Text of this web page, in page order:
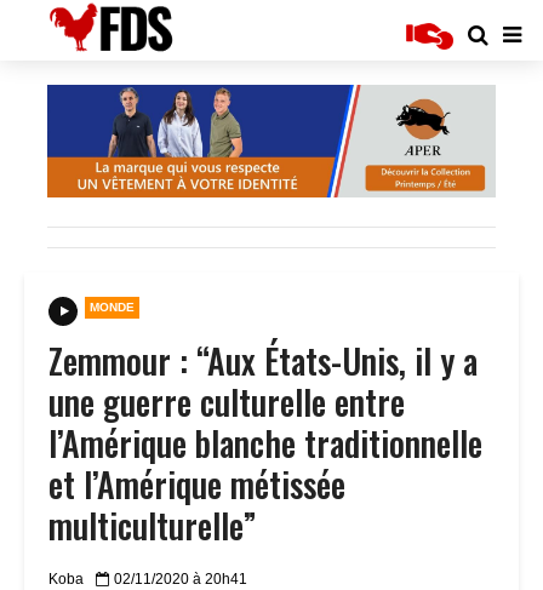
MONDE
Zemmour : “Aux États-Unis, il y a
une guerre culturelle entre
l’Amérique blanche traditionnelle
et l’Amérique métissée
multiculturelle”
Koba 02/11/2020 à 20h41